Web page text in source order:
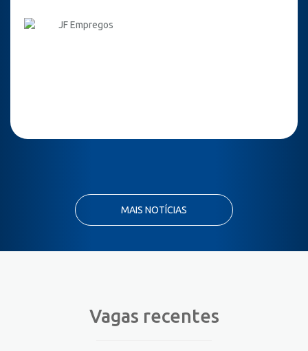
JF Empregos
MAIS NOTÍCIAS
Vagas recentes